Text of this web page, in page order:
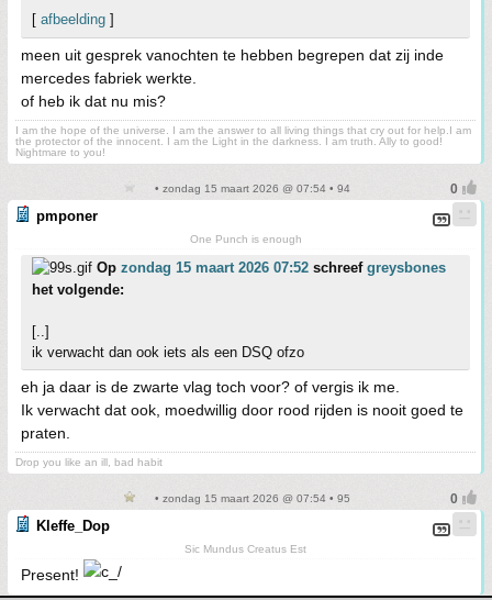
[ afbeelding ]
meen uit gesprek vanochten te hebben begrepen dat zij inde
mercedes fabriek werkte.
of heb ik dat nu mis?
I am the hope of the universe. I am the answer to all living things that cry out for help.I am
the protector of the innocent. I am the Light in the darkness. I am truth. Ally to good!
Nightmare to you!
• zondag 15 maart 2026 @ 07:54 • 94
pmponer
One Punch is enough
Op zondag 15 maart 2026 07:52 schreef greysbones
het volgende:
[..]
ik verwacht dan ook iets als een DSQ ofzo
eh ja daar is de zwarte vlag toch voor? of vergis ik me.
Ik verwacht dat ook, moedwillig door rood rijden is nooit goed te
praten.
Drop you like an ill, bad habit
• zondag 15 maart 2026 @ 07:54 • 95
Kleffe_Dop
Sic Mundus Creatus Est
Present!